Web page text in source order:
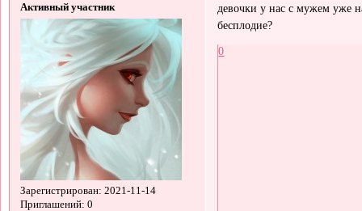
Активный участник
Зарегистрирован: 2021-11-14
Приглашений: 0
девочки у нас с мужем уже
бесплодие?
0